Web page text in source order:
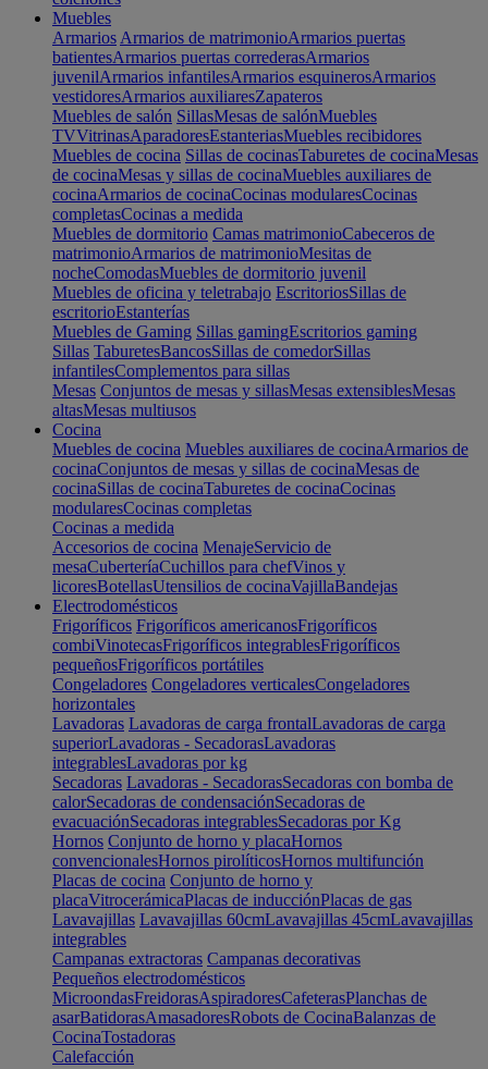
Muebles
Armarios Armarios de matrimonioArmarios puertas
batientesArmarios puertas correderasArmarios
juvenilArmarios infantilesArmarios esquinerosArmarios
vestidoresArmarios auxiliaresZapateros
Muebles de salón SillasMesas de salónMuebles
TVVitrinasAparadoresEstanteriasMuebles recibidores
Muebles de cocina Sillas de cocinasTaburetes de cocinaMesas
de cocinaMesas y sillas de cocinaMuebles auxiliares de
cocinaArmarios de cocinaCocinas modularesCocinas
completasCocinas a medida
Muebles de dormitorio Camas matrimonioCabeceros de
matrimonioArmarios de matrimonioMesitas de
nocheComodasMuebles de dormitorio juvenil
Muebles de oficina y teletrabajo EscritoriosSillas de
escritorioEstanterías
Muebles de Gaming Sillas gamingEscritorios gaming
Sillas TaburetesBancosSillas de comedorSillas
infantilesComplementos para sillas
Mesas Conjuntos de mesas y sillasMesas extensiblesMesas
altasMesas multiusos
Cocina
Muebles de cocina Muebles auxiliares de cocinaArmarios de
cocinaConjuntos de mesas y sillas de cocinaMesas de
cocinaSillas de cocinaTaburetes de cocinaCocinas
modularesCocinas completas
Cocinas a medida
Accesorios de cocina MenajeServicio de
mesaCuberteríaCuchillos para chefVinos y
licoresBotellasUtensilios de cocinaVajillaBandejas
Electrodomésticos
Frigoríficos Frigoríficos americanosFrigoríficos
combiVinotecasFrigoríficos integrablesFrigoríficos
pequeñosFrigoríficos portátiles
Congeladores Congeladores verticalesCongeladores
horizontales
Lavadoras Lavadoras de carga frontalLavadoras de carga
superiorLavadoras - SecadorasLavadoras
integrablesLavadoras por kg
Secadoras Lavadoras - SecadorasSecadoras con bomba de
calorSecadoras de condensaciónSecadoras de
evacuaciónSecadoras integrablesSecadoras por Kg
Hornos Conjunto de horno y placaHornos
convencionalesHornos pirolíticosHornos multifunción
Placas de cocina Conjunto de horno y
placaVitrocerámicaPlacas de inducciónPlacas de gas
Lavavajillas Lavavajillas 60cmLavavajillas 45cmLavavajillas
integrables
Campanas extractoras Campanas decorativas
Pequeños electrodomésticos
MicroondasFreidorasAspiradoresCafeterasPlanchas de
asarBatidorasAmasadoresRobots de CocinaBalanzas de
CocinaTostadoras
Calefacción